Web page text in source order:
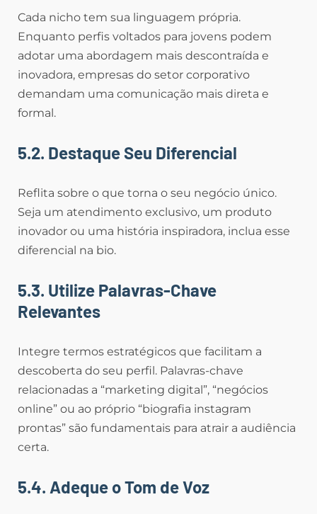
Cada nicho tem sua linguagem própria.
Enquanto perfis voltados para jovens podem
adotar uma abordagem mais descontraída e
inovadora, empresas do setor corporativo
demandam uma comunicação mais direta e
formal.
5.2. Destaque Seu Diferencial
Reflita sobre o que torna o seu negócio único.
Seja um atendimento exclusivo, um produto
inovador ou uma história inspiradora, inclua esse
diferencial na bio.
5.3. Utilize Palavras-Chave
Relevantes
Integre termos estratégicos que facilitam a
descoberta do seu perfil. Palavras-chave
relacionadas a “marketing digital”, “negócios
online” ou ao próprio “biografia instagram
prontas” são fundamentais para atrair a audiência
certa.
5.4. Adeque o Tom de Voz